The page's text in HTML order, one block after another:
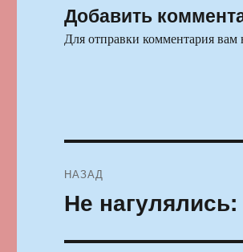
Добавить
Для отправки комментария
по
НАЗАД
Предыдущая
Не